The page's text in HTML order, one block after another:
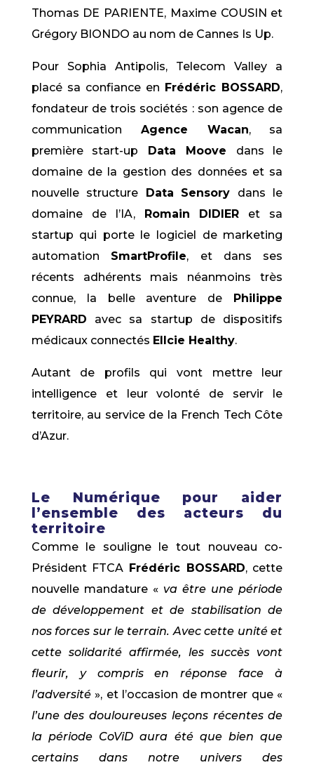
Thomas DE PARIENTE, Maxime COUSIN et
Grégory BIONDO au nom de Cannes Is Up.
Pour Sophia Antipolis, Telecom Valley a
placé sa confiance en Frédéric BOSSARD,
fondateur de trois sociétés : son agence de
communication Agence Wacan, sa
première start-up Data Moove dans le
domaine de la gestion des données et sa
nouvelle structureData Sensory dans le
domaine de l’IA, Romain DIDIER et sa
startup qui porte le logiciel de marketing
automation SmartProfile, et dans ses
récents adhérents mais néanmoins très
connue, la belle aventure de Philippe
PEYRARD avec sa startup de dispositifs
médicaux connectés Ellcie Healthy.
Autant de profils qui vont mettre leur
intelligence et leur volonté de servir le
territoire, au service de la French Tech Côte
d’Azur.
Le Numérique pour aider
l’ensemble des acteurs du
territoire
Comme le souligne le tout nouveau co-
Président FTCA Frédéric BOSSARD, cette
nouvelle mandature « va être une période
de développement et de stabilisation de
nos forces sur le terrain. Avec cette unité et
cette solidarité affirmée, les succès vont
fleurir, y compris en réponse face à
l’adversité», et l’occasion de montrer que «
l’une des douloureuses leçons récentes de
la période CoViD aura été que bien que
certains dans notre univers des